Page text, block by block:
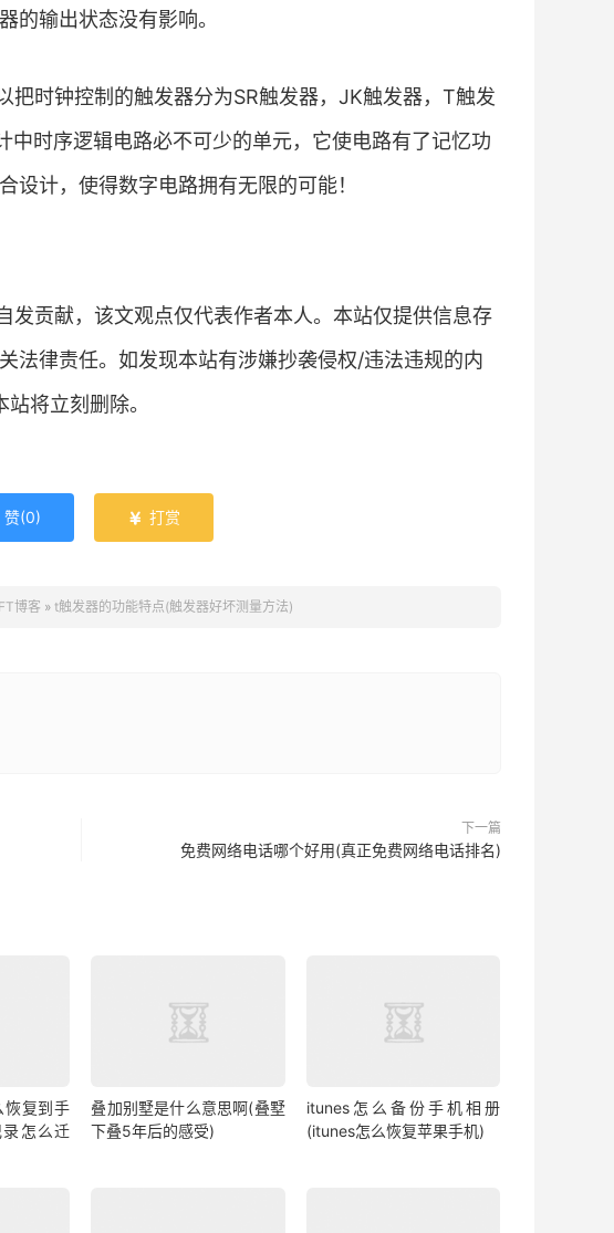
的输出状态没有影响。
把时钟控制的触发器分为SR触发器，JK触发器，T触发
中时序逻辑电路必不可少的单元，它使电路有了记忆功
设计，使得数字电路拥有无限的可能！
发贡献，该文观点仅代表作者本人。本站仅提供信息存
法律责任。如发现本站有涉嫌抄袭侵权/违法违规的内
将立刻删除。
赞(0)  打赏
博客 » t触发器的功能特点(触发器好坏测量方法)
下一篇
免费网络电话哪个好用(真正免费网络电话排名)
恢复到手
怎么迁
叠加别墅是什么意思啊(叠墅
下叠5年后的感受)
itunes怎么备份手机相册
(itunes怎么恢复苹果手机)